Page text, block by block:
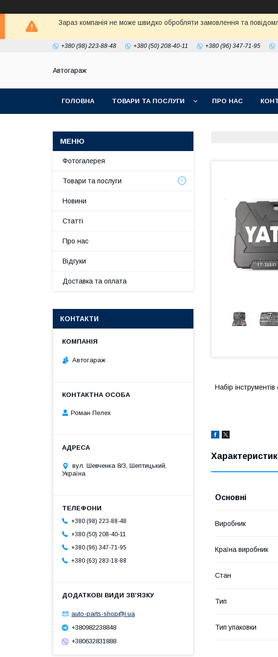
Зараз компанія не може швидко обробляти замовлення та
+380 (98) 223-88-48 +380 (50) 208-40-11 +380 (96) 347-71-95
Автогараж
ГОЛОВНА ТОВАРИ ТА ПОСЛУГИ ПРО НАС
Набір інструментів
Основні
Виробник
Країна виробник
Стан
Тип
Тип упаковки
Фотогалерея
Товари та послуги
Новини
Статті
Про нас
Відгуки
Доставка та оплата
КОНТАКТИ
Автогараж
Роман Пелех
вул. Шевченка 8/3, Шептицький,
Україна
+380 (98) 223-88-48
+380 (50) 208-40-11
+380 (96) 347-71-95
+380 (63) 283-18-88
auto-parts-shop@i.ua
+380982238848
+380632831888